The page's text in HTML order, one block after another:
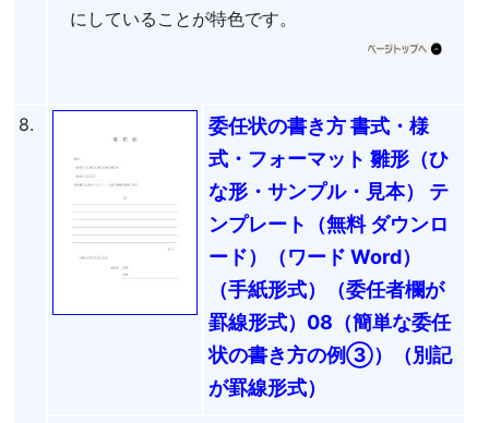
にしていることが特色です。
8.
委任状の書き方 書式・様
式・フォーマット 雛形（ひ
な形・サンプル・見本） テ
ンプレート（無料 ダウンロ
ード）（ワード Word）
（手紙形式）（委任者欄が
罫線形式）08（簡単な委任
状の書き方の例③）（別記
が罫線形式）